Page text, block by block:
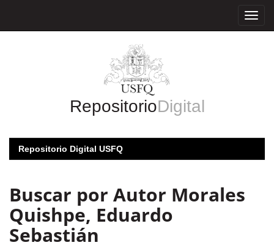
RepositorioDigital
Repositorio Digital USFQ
Buscar por Autor Morales
Quishpe, Eduardo
Sebastián